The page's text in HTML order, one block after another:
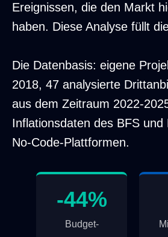
Ereignissen, die den Markt
haben. Diese Analyse füllt
Die Datenbasis: eigene
2018, 47 analysierte
aus dem Zeitraum 2022-
Inflationsdaten des BFS und
No-Code-Plattformen.
-44%
Budget-